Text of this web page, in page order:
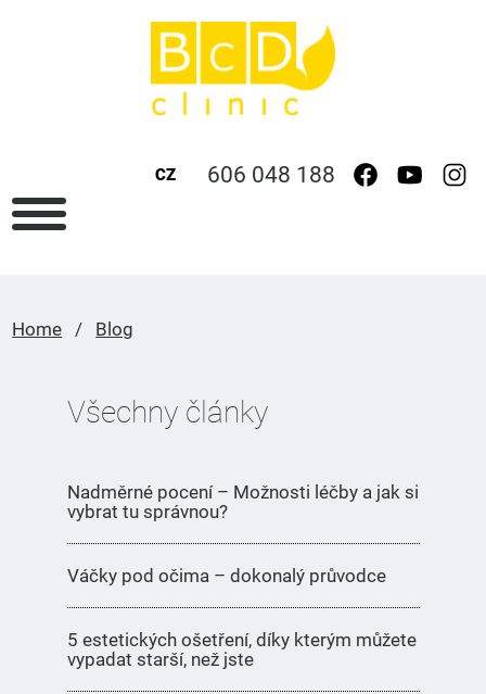
CZ 606 048 188
Home / Blog
Všechny články
Nadměrné pocení – Možnosti léčby a jak si
vybrat tu správnou?
Váčky pod očima – dokonalý průvodce
5 estetických ošetření, díky kterým můžete
vypadat starší, než jste